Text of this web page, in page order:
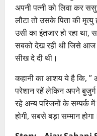
अपनी पत्नी को लिवा कर
लौटा तो उसके पिता की
उसी का इंतजार हो रहा
सबको देख रही थी जिसे आज
सीख दे दी थी।
कहानी का आशय ये है कि, ”
परेशान रहें लेकिन अपने बुजुर्ग
रहे अन्य परिजनों के सम्पर्क
होगी, सबसे बड़ा सम्मान